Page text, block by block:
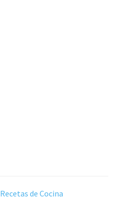
Recetas de Cocina